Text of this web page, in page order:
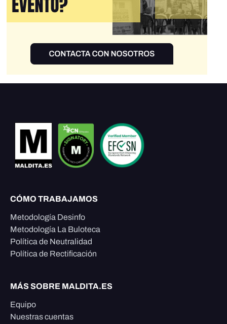
CÓMO TRABAJAMOS
Metodología Desinfo
Metodología La Buloteca
Política de Neutralidad
Política de Rectificación
MÁS SOBRE MALDITA.ES
Equipo
Nuestras cuentas